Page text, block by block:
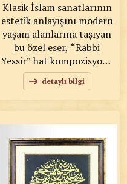
Klasik İslam sanatlarının
estetik anlayışını modern
yaşam alanlarına taşıyan
bu özel eser, “Rabbi
Yessir” hat kompozisyonu
ve zarif ebru dokusuyla
dikkat çekmektedir.
KOD: 0160 SANATKÂR:
ÖLÇÜLER: 50x57 ESER
ÖZELLİKLERİ: Tıpkı
Basım
detaylı bilgi